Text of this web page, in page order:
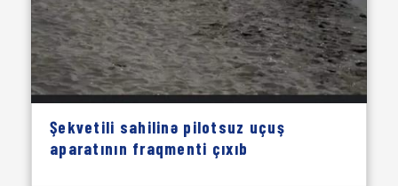
Şekvetili sahilinə pilotsuz uçuş
aparatının fraqmenti çıxıb